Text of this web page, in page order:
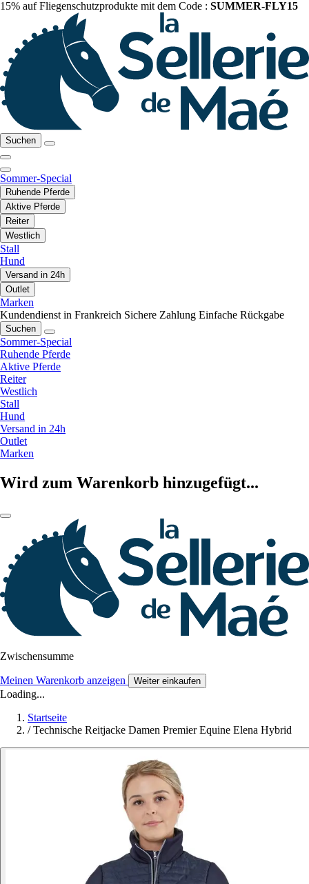
15% auf Fliegenschutzprodukte mit dem Code : SUMMER-FLY15
Suchen
Sommer-Special
Ruhende Pferde
Aktive Pferde
Reiter
Westlich
Stall
Hund
Versand in 24h
Outlet
Marken
Kundendienst in Frankreich Sichere Zahlung Einfache Rückgabe
Suchen
Sommer-Special
Ruhende Pferde
Aktive Pferde
Reiter
Westlich
Stall
Hund
Versand in 24h
Outlet
Marken
Wird zum Warenkorb hinzugefügt...
Zwischensumme
Meinen Warenkorb anzeigen Weiter einkaufen
Loading...
Startseite
/ Technische Reitjacke Damen Premier Equine Elena Hybrid